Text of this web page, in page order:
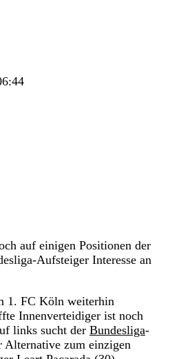
auf einigen Positionen der
Aufsteiger Interesse an
1. FC Köln weiterhin
Innenverteidiger ist noch
links sucht der Bundesliga-
Alternative zum einzigen